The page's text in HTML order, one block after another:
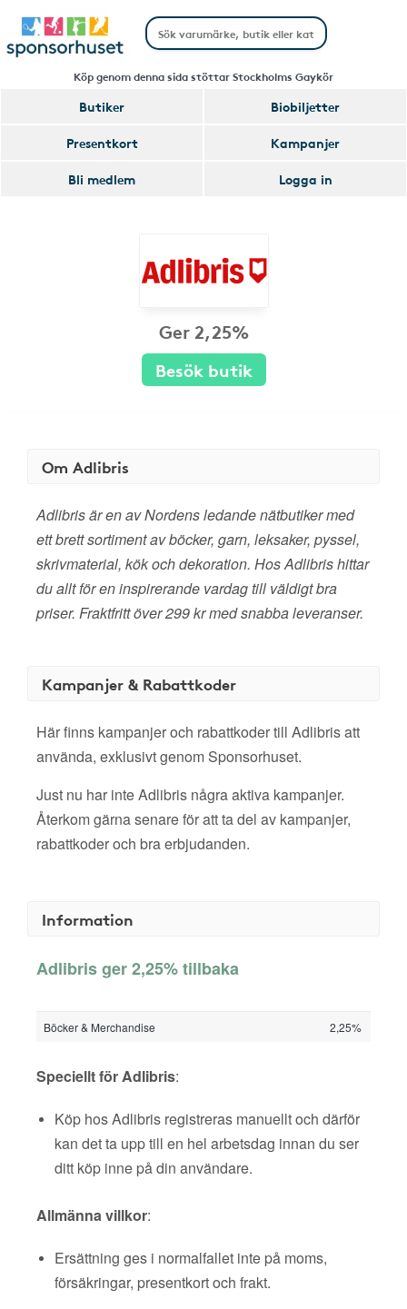
Köp genom denna sida stöttar Stockholms Gaykör
Butiker
Biobiljetter
Presentkort
Kampanjer
Bli medlem
Logga in
Ger 2,25%
Besök butik
Om Adlibris
Adlibris är en av Nordens ledande nätbutiker med
ett brett sortiment av böcker, garn, leksaker, pyssel,
skrivmaterial, kök och dekoration. Hos Adlibris hittar
du allt för en inspirerande vardag till väldigt bra
priser. Fraktfritt över 299 kr med snabba leveranser.
Kampanjer & Rabattkoder
Här finns kampanjer och rabattkoder till Adlibris att
använda, exklusivt genom Sponsorhuset.
Just nu har inte Adlibris några aktiva kampanjer.
Återkom gärna senare för att ta del av kampanjer,
rabattkoder och bra erbjudanden.
Information
Adlibris ger 2,25% tillbaka
Böcker & Merchandise 2,25%
Speciellt för Adlibris:
Köp hos Adlibris registreras manuellt och därför
kan det ta upp till en hel arbetsdag innan du ser
ditt köp inne på din användare.
Allmänna villkor:
Ersättning ges i normalfallet inte på moms,
försäkringar, presentkort och frakt.